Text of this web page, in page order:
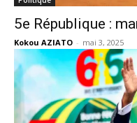
5e République :
Kokou AZIATO - mai 3, 2025